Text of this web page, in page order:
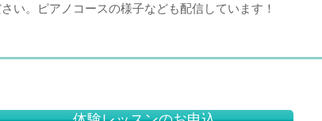
い。ピアノコースの様子なども配信しています！